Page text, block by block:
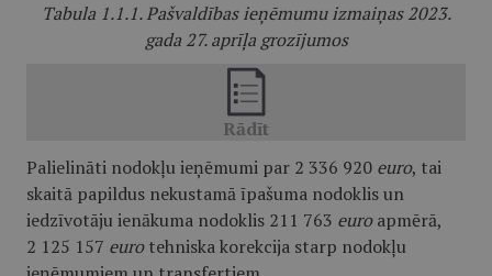
Tabula 1.1.1.Pašvaldības ieņēmumu izmaiņas 2023.
gada 27. aprīļa grozījumos
Palielināti nodokļu ieņēmumi par 2 336 920 euro, tai
skaitā papildus nekustamā īpašuma nodoklis un
iedzīvotāju ienākuma nodoklis 211 763 euroapmērā,
2 125 157 eurotehniska korekcija starp nodokļu